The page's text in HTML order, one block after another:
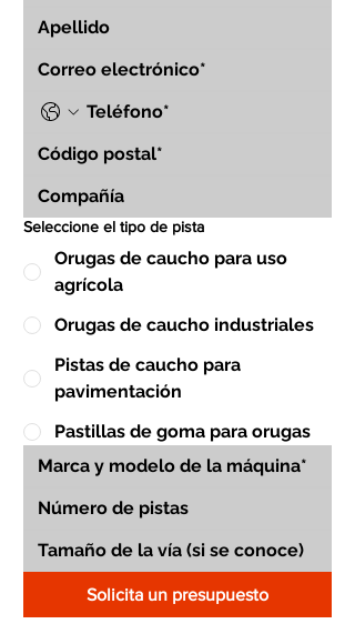
Seleccione el tipo de pista
Orugas de caucho para uso
agrícola
Orugas de caucho industriales
Pistas de caucho para
pavimentación
Pastillas de goma para orugas
Solicita un presupuesto